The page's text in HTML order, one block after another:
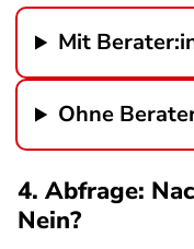
Mit
Ohne
4. Abfrage:
Nein?